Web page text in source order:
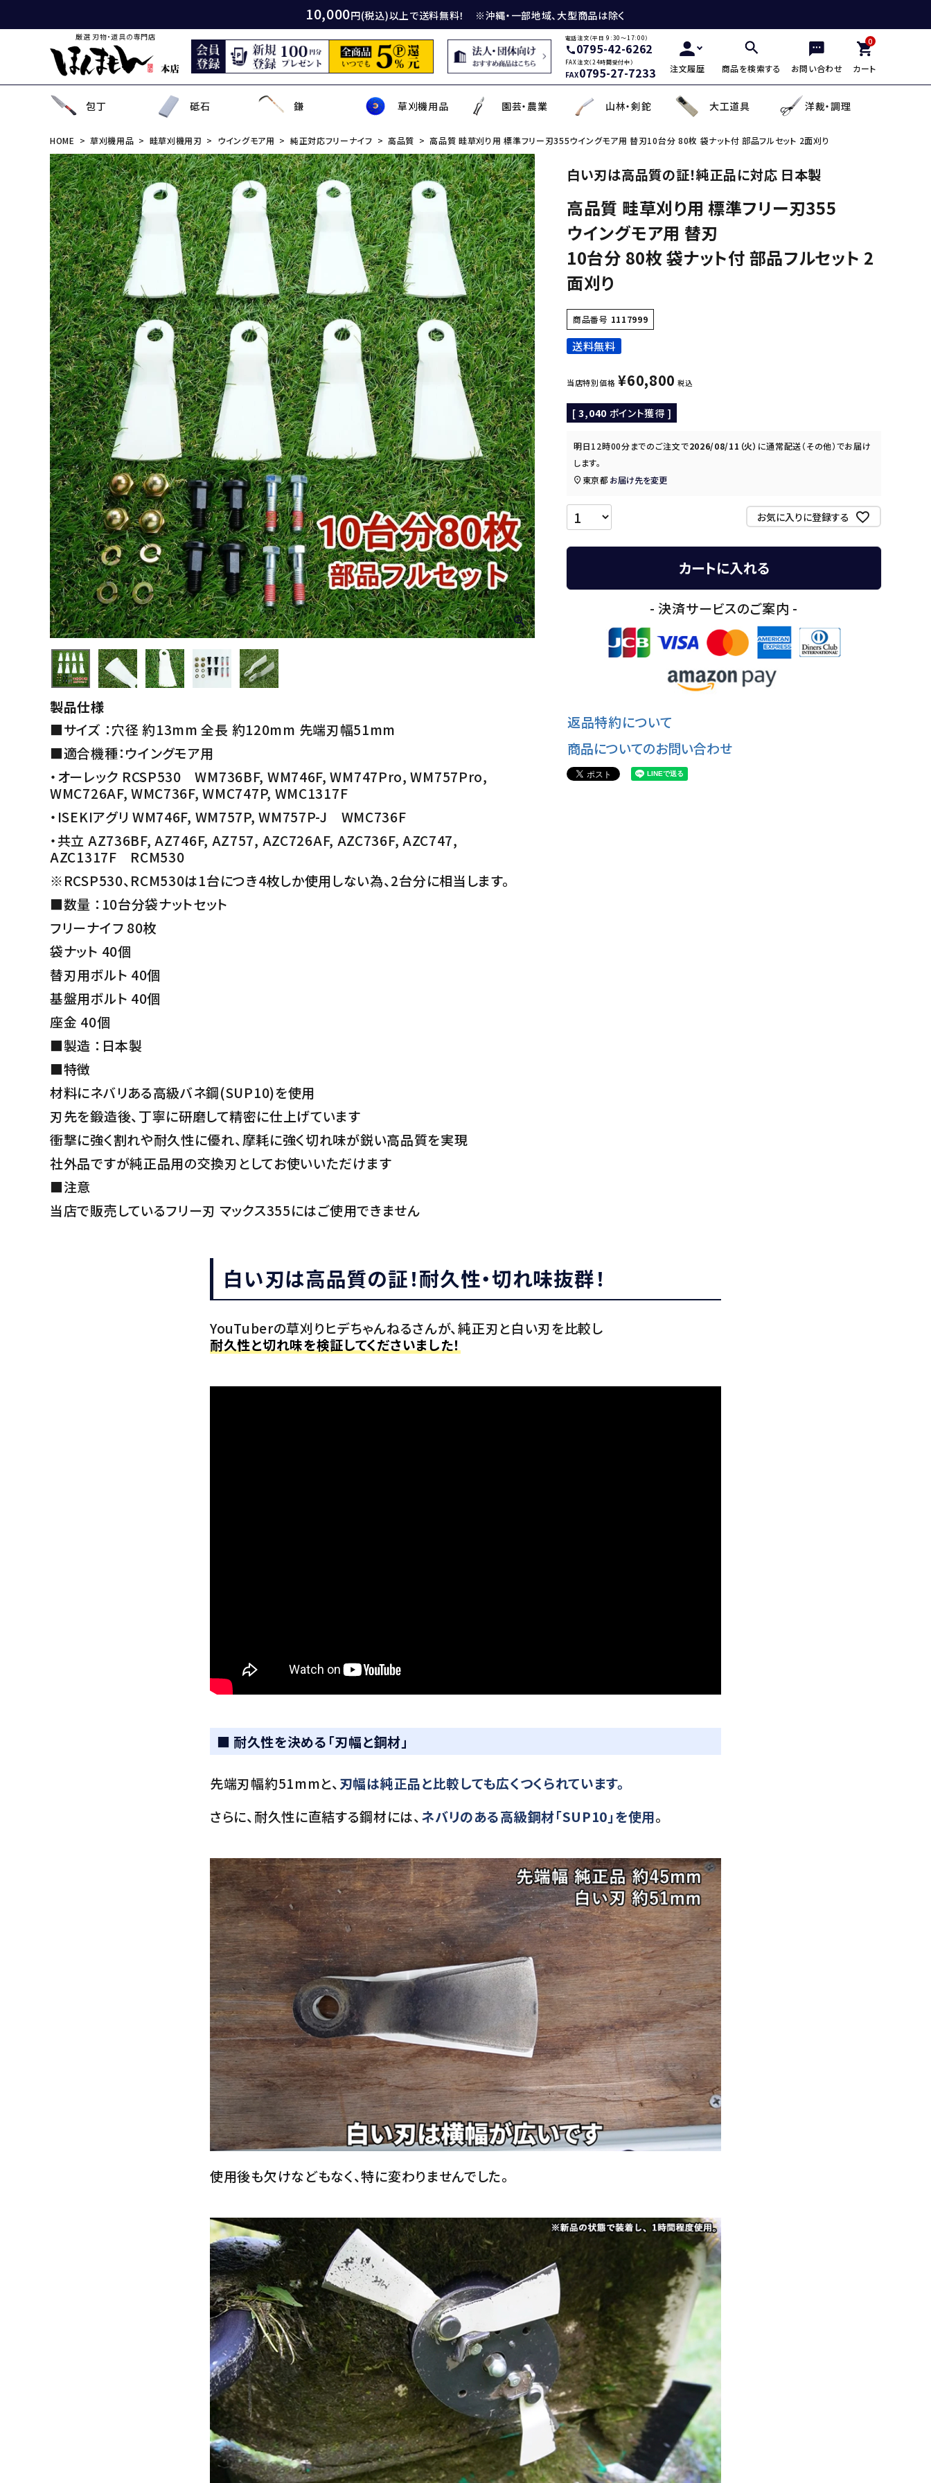
10,000円(税込)以上で送料無料！ ※沖縄・一部地域、大型商品は除く
厳選 刃物・道具の専門店 電話注文（平日 9:30～17:00）
call0795-42-6262
FAX注文（24時間受付中）
FAX0795-27-7233 注文履歴 商品を検索する お問い合わせ
0
カート
包丁
出刃包丁 刺身包丁 薄刃包丁
菜切り包丁 ペティナイフ 牛刀・筋引き・骨スキ 麺切り包丁
特殊包丁 セット商品 包丁収納・ケース デザイン包丁
砥石
天然砥石 角砥石 ダイヤモンド砥石
名倉砥石 長刃包丁用砥石 刃物研磨機 面直し砥石
シャープナー 金盤・金剛砂 メンテナンス用品 セット品
鎌
薄鎌 中厚鎌 厚鎌
収穫鎌 小鎌 木鎌 造林鎌
下刈鎌 草削り鎌 立鎌
草刈機用品
刈払刃 ナイロンカッター ナイロンコード
刈払機用アタッチメント 畦草刈機用刃 モア用刃 充電式除草機
安全防具 補助・メンテナンス工具 草焼きバーナー
園芸・農業
園芸用鋏 鎌 草削り・草取り
散水用具・噴霧器 農作・園芸用具 芝刈機・管理機・耕耘機爪 土農工具
水田用除草用具 セット品 携帯・収納ケース
山林・剣鉈
狩猟刀・剣鉈 鉈 斧
鳶口 金矢・クサビ 木の皮剥き・角返し 登山用杖・トレッキ
セット品
大工道具
鉋 鋸 鑿
玄能・ハンマー・トンカチ 電動先端工具 金切鋏 手鉤
土木用品 その他
洋裁・調理
洋裁鋏・和鋏 事務・工作・細工鋏 理美容品
調理道具 ソムリエナイフ・カトラリー 盛箸・盛皿・盛台 越前箸
おろし金・鰹節削り まな板 調理用鉄板 蕎麦打ち道具
HOME 草刈機用品 畦草刈機用刃 ウイングモア用 純正対応フリーナイフ 高品質 高品質 畦草刈り用 標準フリー刃355ウイングモア用 替刃10台分 80枚 袋ナット付 部品フルセット 2面刈り
製品仕様
■サイズ ：穴径 約13mm 全長 約120mm 先端刃幅51mm
■適合機種：ウイングモア用
・オーレック RCSP530 WM736BF, WM746F, WM747Pro, WM757Pro,
WMC726AF, WMC736F, WMC747P, WMC1317F
・ISEKIアグリ WM746F, WM757P, WM757P-J WMC736F
・共立 AZ736BF, AZ746F, AZ757, AZC726AF, AZC736F, AZC747,
AZC1317F RCM530
※RCSP530、RCM530は1台につき4枚しか使用しない為、2台分に相当します。
■数量 ：10台分袋ナットセット
フリーナイフ 80枚
袋ナット 40個
替刃用ボルト 40個
基盤用ボルト 40個
座金 40個
■製造 ：日本製
■特徴
材料にネバリある高級バネ鋼(SUP10)を使用
刃先を鍛造後、丁寧に研磨して精密に仕上げています
衝撃に強く割れや耐久性に優れ、摩耗に強く切れ味が鋭い高品質を実現
社外品ですが純正品用の交換刃としてお使いいただけます
■注意
当店で販売しているフリー刃 マックス355にはご使用できません
白い刃は高品質の証！純正品に対応 日本製
高品質 畦草刈り用 標準フリー刃355
ウイングモア用 替刃
10台分 80枚 袋ナット付 部品フルセット 2
面刈り
商品番号 1117999
送料無料
当店特別価格 ¥60,800 税込
[ 3,040 ポイント獲得 ]
明日12時00分までのご注文で2026/08/11（火） に通常配送（その他）でお届け
します。
東京都 お届け先を変更
お気に入りに登録する
カートに入れる
- 決済サービスのご案内 -
返品特約について
商品についてのお問い合わせ
白い刃は高品質の証！耐久性・切れ味抜群！
YouTuberの草刈りヒデちゃんねるさんが、純正刃と白い刃を比較し
耐久性と切れ味を検証してくださいました！
■ 耐久性を決める「刃幅と鋼材」
先端刃幅約51mmと、 刃幅は純正品と比較しても広くつくられています。
さらに、耐久性に直結する鋼材には、 ネバリのある高級鋼材「SUP10」を使用。
使用後も欠けなどもなく、特に変わりませんでした。